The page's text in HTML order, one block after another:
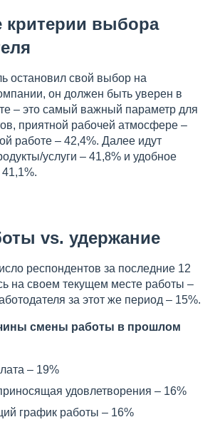
выбора
остановил свой выбор на
он должен быть уверен в
– это самый важный параметр для
приятной рабочей атмосфере –
работе – 42,4%. Далее идут
услуги – 41,8% и удобное
vs. удержание
респондентов за последние 12
на своем текущем месте работы –
за этот же период – 15%.
смены работы в прошлом
– 19%
удовлетворения – 16%
график работы – 16%